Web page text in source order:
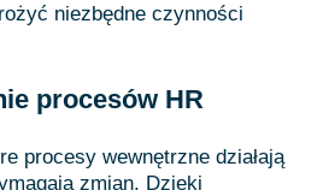
niezbędne czynności
procesów HR
procesy wewnętrzne działają
zmian. Dzięki